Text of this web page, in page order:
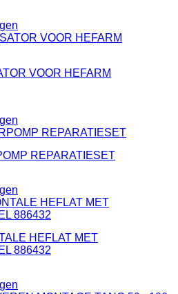
VOOR HEFARM
REPARATIESET
HEFLAT MET
886432